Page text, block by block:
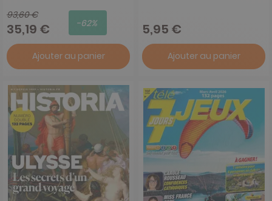
93,60 €
35,19 € -62%
Ajouter au panier
5,95 €
Ajouter au panier